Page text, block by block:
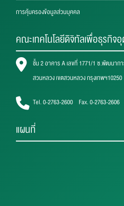
การคุ้มครองข้อมูลส่วนบุคคล
คณะเทคโนโลยีดิจิทัลเพื่อธุรกิจ
ชั้น 2 อาคาร A เลขที่ 1771/1 ซ.พัฒนา
สวนหลวง เขตสวนหลวง กรุงเทพฯ10250
Tel. 0-2763-2600 Fax. 0-2763-2606
แผนที่